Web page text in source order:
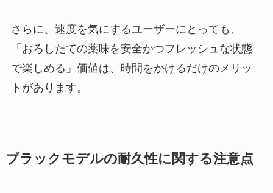
さらに、速度を気にするユーザーにとっても、
「おろしたての薬味を安全かつフレッシュな状態
で楽しめる」価値は、時間をかけるだけのメリッ
トがあります。
ブラックモデルの耐久性に関する注意点